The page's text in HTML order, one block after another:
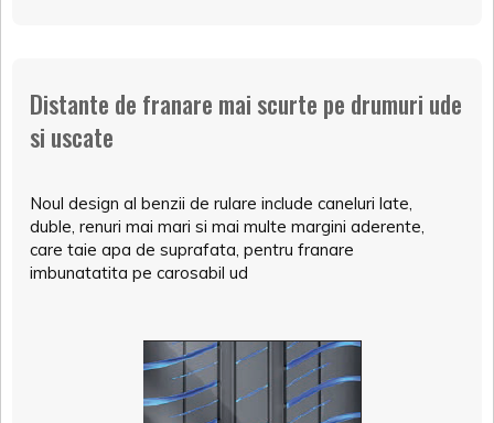
Distante de franare mai scurte pe drumuri ude
si uscate
Noul design al benzii de rulare include caneluri late,
duble, renuri mai mari si mai multe margini aderente,
care taie apa de suprafata, pentru franare
imbunatatita pe carosabil ud